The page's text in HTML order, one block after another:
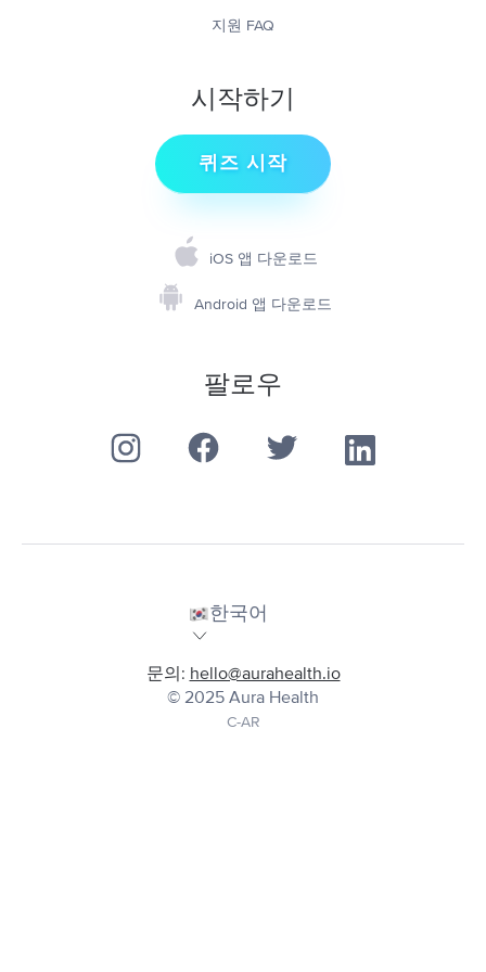
지원 FAQ
시작하기
퀴즈 시작
iOS 앱 다운로드
Android 앱 다운로드
팔로우
한국어
문의: hello@aurahealth.io
© 2025 Aura Health
C-AR